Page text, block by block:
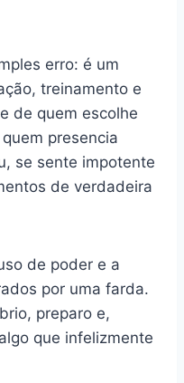
erro: é um
treinamento e
de quem escolhe
presencia
se sente impotente
de verdadeira
de poder e a
por uma farda.
preparo e,
que infelizmente